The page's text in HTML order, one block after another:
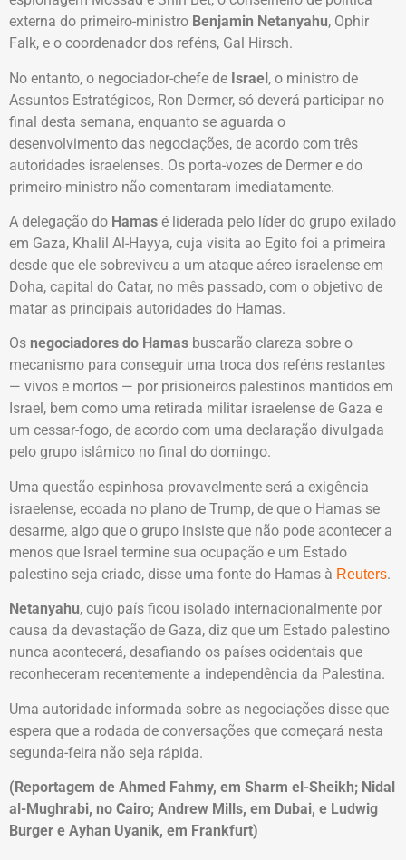
externa do primeiro-ministro Benjamin Netanyahu, Ophir
Falk, e o coordenador dos reféns, Gal Hirsch.
No entanto, o negociador-chefe de Israel, o ministro de
Assuntos Estratégicos, Ron Dermer, só deverá participar no
final desta semana, enquanto se aguarda o
desenvolvimento das negociações, de acordo com três
autoridades israelenses. Os porta-vozes de Dermer e do
primeiro-ministro não comentaram imediatamente.
A delegação do Hamas é liderada pelo líder do grupo exilado
em Gaza, Khalil Al-Hayya, cuja visita ao Egito foi a primeira
desde que ele sobreviveu a um ataque aéreo israelense em
Doha, capital do Catar, no mês passado, com o objetivo de
matar as principais autoridades do Hamas.
Os negociadores do Hamas buscarão clareza sobre o
mecanismo para conseguir uma troca dos reféns restantes
— vivos e mortos — por prisioneiros palestinos mantidos em
Israel, bem como uma retirada militar israelense de Gaza e
um cessar-fogo, de acordo com uma declaração divulgada
pelo grupo islâmico no final do domingo.
Uma questão espinhosa provavelmente será a exigência
israelense, ecoada no plano de Trump, de que o Hamas se
desarme, algo que o grupo insiste que não pode acontecer a
menos que Israel termine sua ocupação e um Estado
palestino seja criado, disse uma fonte do Hamas à Reuters.
Netanyahu, cujo país ficou isolado internacionalmente por
causa da devastação de Gaza, diz que um Estado palestino
nunca acontecerá, desafiando os países ocidentais que
reconheceram recentemente a independência da Palestina.
Uma autoridade informada sobre as negociações disse que
espera que a rodada de conversações que começará nesta
segunda-feira não seja rápida.
(Reportagem de Ahmed Fahmy, em Sharm el-Sheikh; Nidal
al-Mughrabi, no Cairo; Andrew Mills, em Dubai, e Ludwig
Burger e Ayhan Uyanik, em Frankfurt)